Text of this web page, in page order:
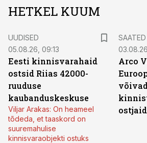
HETKEL KUUM
UUDISED
05.08.26, 09:13
Eesti kinnisvarahaid
ostsid Riias 42000-
ruuduse
kaubanduskeskuse
Viljar Arakas: On heameel
tõdeda, et taaskord on
suuremahulise
kinnisvaraobjekti ostuks
SAATED
Arco
ostjaid